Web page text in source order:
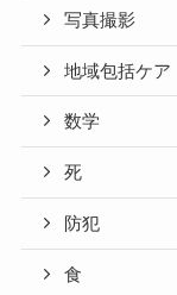
写真撮影
地域包括ケア
数学
死
防犯
食